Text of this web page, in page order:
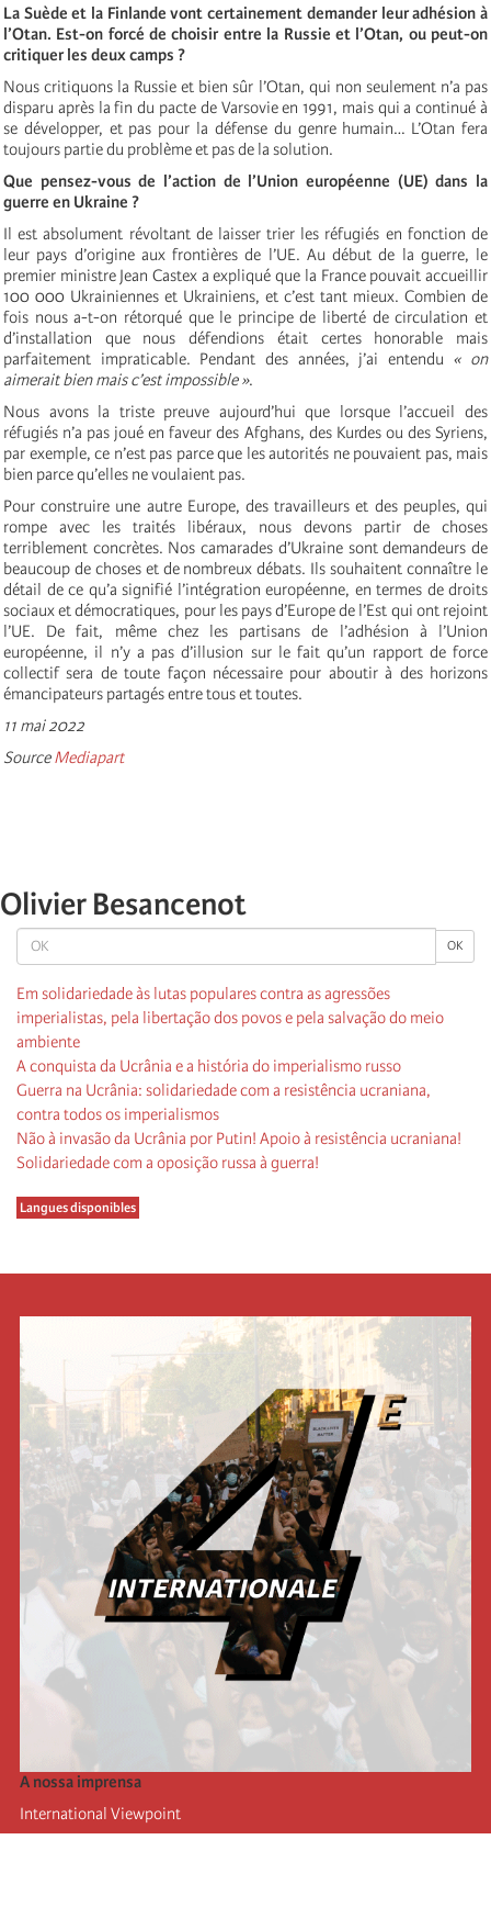
OK OK
Em solidariedade às lutas populares contra as agressões
imperialistas, pela libertação dos povos e pela salvação do meio
ambiente
A conquista da Ucrânia e a história do imperialismo russo
Guerra na Ucrânia: solidariedade com a resistência ucraniana,
contra todos os imperialismos
Não à invasão da Ucrânia por Putin! Apoio à resistência ucraniana!
Solidariedade com a oposição russa à guerra!
Langues disponibles
La Suède et la Finlande vont certainement demander leur adhésion à
l’Otan. Est-on forcé de choisir entre la Russie et l’Otan, ou peut-on
critiquer les deux camps ?
Nous critiquons la Russie et bien sûr l’Otan, qui non seulement n’a pas
disparu après la fin du pacte de Varsovie en 1991, mais qui a continué à
se développer, et pas pour la défense du genre humain… L’Otan fera
toujours partie du problème et pas de la solution.
Que pensez-vous de l’action de l’Union européenne (UE) dans la
guerre en Ukraine ?
Il est absolument révoltant de laisser trier les réfugiés en fonction de
leur pays d’origine aux frontières de l’UE. Au début de la guerre, le
premier ministre Jean Castex a expliqué que la France pouvait accueillir
100 000 Ukrainiennes et Ukrainiens, et c’est tant mieux. Combien de
fois nous a-t-on rétorqué que le principe de liberté de circulation et
d’installation que nous défendions était certes honorable mais
parfaitement impraticable. Pendant des années, j’ai entendu « on
aimerait bien mais c’est impossible ».
Nous avons la triste preuve aujourd’hui que lorsque l’accueil des
réfugiés n’a pas joué en faveur des Afghans, des Kurdes ou des Syriens,
par exemple, ce n’est pas parce que les autorités ne pouvaient pas, mais
bien parce qu’elles ne voulaient pas.
Pour construire une autre Europe, des travailleurs et des peuples, qui
rompe avec les traités libéraux, nous devons partir de choses
terriblement concrètes. Nos camarades d’Ukraine sont demandeurs de
beaucoup de choses et de nombreux débats. Ils souhaitent connaître le
détail de ce qu’a signifié l’intégration européenne, en termes de droits
sociaux et démocratiques, pour les pays d’Europe de l’Est qui ont rejoint
l’UE. De fait, même chez les partisans de l’adhésion à l’Union
européenne, il n’y a pas d’illusion sur le fait qu’un rapport de force
collectif sera de toute façon nécessaire pour aboutir à des horizons
émancipateurs partagés entre tous et toutes.
11 mai 2022
SourceMediapart
Olivier Besancenot
A nossa imprensa
International Viewpoint